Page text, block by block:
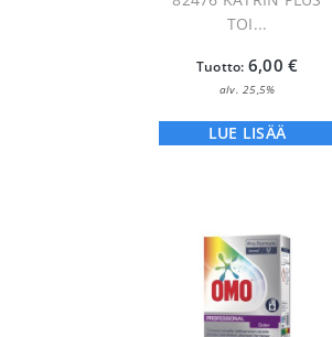
TOI...
Tuotto: 6,00 €
alv. 25,5%
LUE LISÄÄ